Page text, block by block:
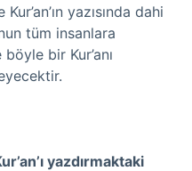
Kur’an’ın yazısında dahi
tüm insanlara
bir Kur’anı
yazdırmaktaki